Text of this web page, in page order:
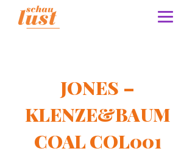
JONES –
KLENZE&BAUM
COAL COL001